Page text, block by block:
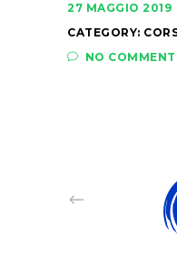
27 MAGGIO 2019
CATEGORY:
NO